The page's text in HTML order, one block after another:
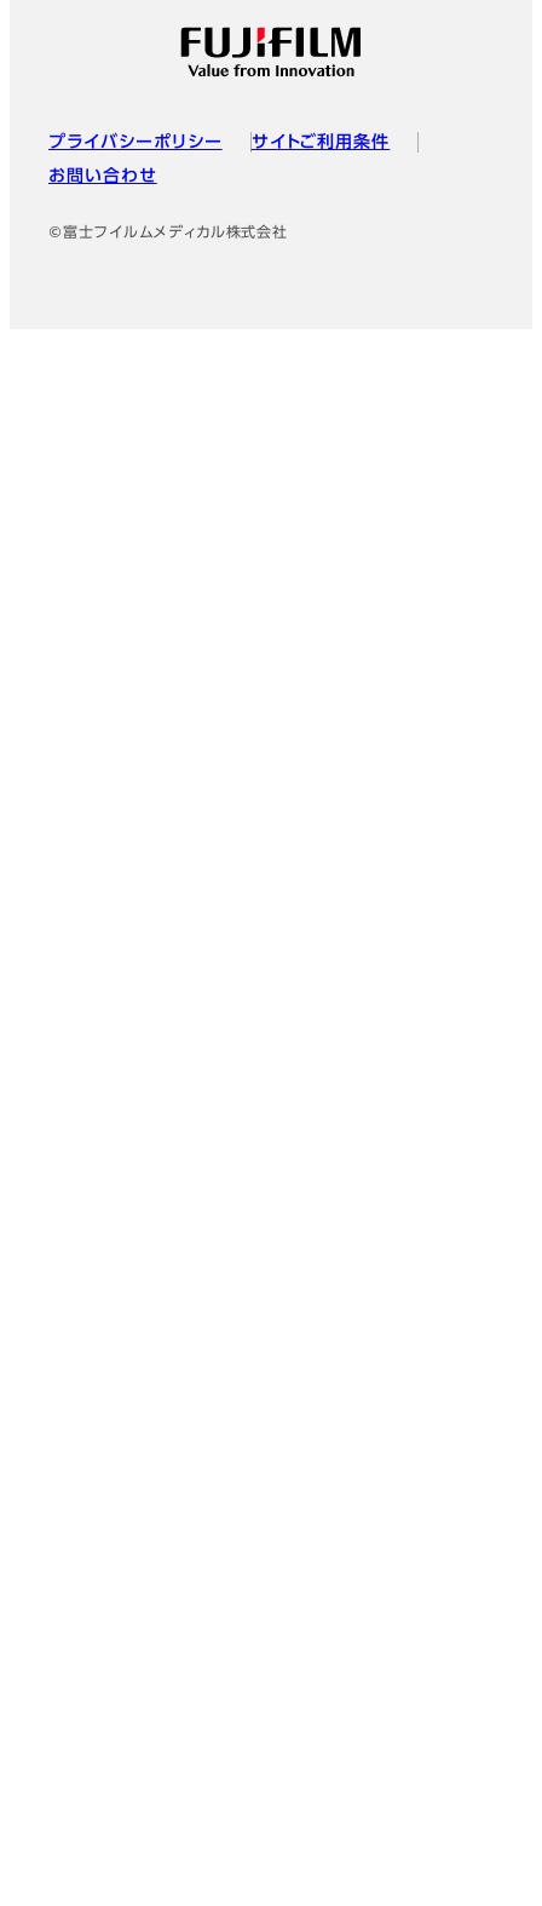
プライバシーポリシー
サイトご利用条件
お問い合わせ
©富士フイルムメディカル株式会社